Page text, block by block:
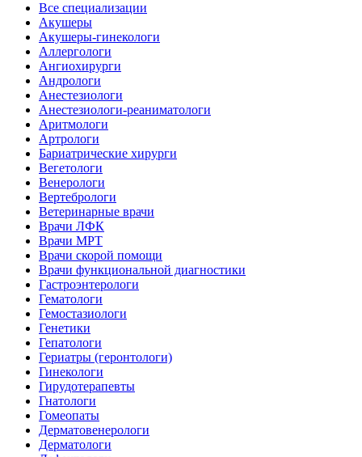
Все специализации
Акушеры
Акушеры-гинекологи
Аллергологи
Ангиохирурги
Андрологи
Анестезиологи
Анестезиологи-реаниматологи
Аритмологи
Артрологи
Бариатрические хирурги
Вегетологи
Венерологи
Вертебрологи
Ветеринарные врачи
Врачи ЛФК
Врачи МРТ
Врачи скорой помощи
Врачи функциональной диагностики
Гастроэнтерологи
Гематологи
Гемостазиологи
Генетики
Гепатологи
Гериатры (геронтологи)
Гинекологи
Гирудотерапевты
Гнатологи
Гомеопаты
Дерматовенерологи
Дерматологи